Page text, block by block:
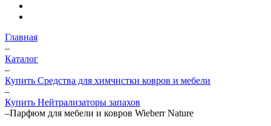
Главная
–
Каталог
–
Купить Средства для химчистки ковров и мебели
–
Купить Нейтрализаторы запахов
–Парфюм для мебели и ковров Wieberr Nature